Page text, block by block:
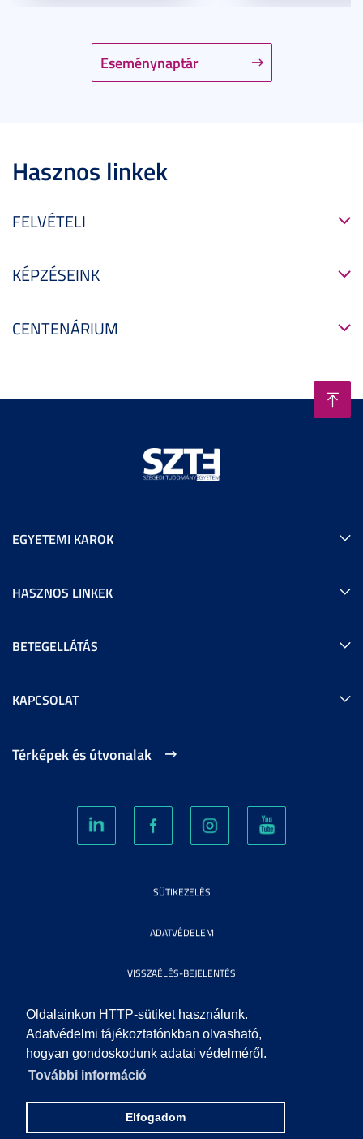
Oldalainkon HTTP-sütiket használunk.
Adatvédelmi tájékoztatónkban olvasható,
hogyan gondoskodunk adatai védelméről.
További információ
Elfogadom
Eseménynaptár
Hasznos linkek
FELVÉTELI
KÉPZÉSEINK
CENTENÁRIUM
EGYETEMI KAROK
HASZNOS LINKEK
BETEGELLÁTÁS
KAPCSOLAT
Térképek és útvonalak
SÜTIKEZELÉS
ADATVÉDELEM
VISSZAÉLÉS-BEJELENTÉS
KÖZÉRDEKŰ ADATOK
IMPRESSZUM